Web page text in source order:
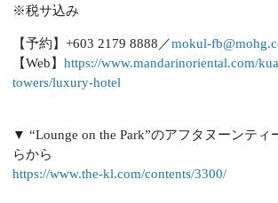
※税サ込み
【予約】+603 2179 8888／mokul-
【Web】 https://www.mandarinoriental.com/
towers/luxury-hotel
▼ “Lounge on the Park”のアフタヌーンティ
らから
https://www.the-kl.com/contents/3300/